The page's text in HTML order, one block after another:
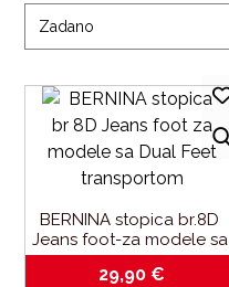
BERNINA stopica br.8D
Jeans foot-za modele sa
Dual Feet transportom
29,90 €